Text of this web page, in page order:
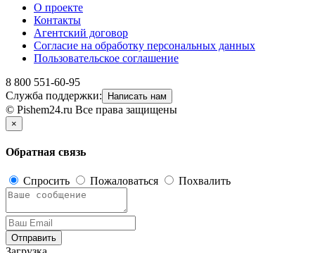
О проекте
Контакты
Агентский договор
Согласие на обработку персональных данных
Пользовательское соглашение
8 800 551-60-95
Служба поддержки:
Написать нам
© Pishem24.ru Все права защищены
×
Обратная связь
Спросить Пожаловаться Похвалить
Отправить